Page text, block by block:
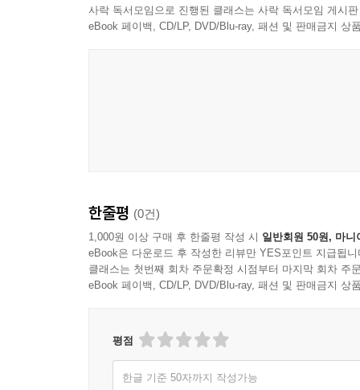
사락 독서모임으로 진행된 클래스는 사락 독서모임 게시
eBook 페이백, CD/LP, DVD/Blu-ray, 패션 및 판매금지 상
한줄평 (0건)
1,000원 이상 구매 후 한줄평 작성 시 일반회원 50원, 마니
eBook은 다운로드 후 작성한 리뷰만 YES포인트 지급됩니
클래스는 첫번째 회차 주문확정 시점부터 마지막 회차 주
eBook 페이백, CD/LP, DVD/Blu-ray, 패션 및 판매금지 상
평점
한글 기준 50자까지 작성가능